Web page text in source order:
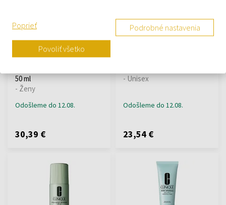
Hydratačný krém na
redukciu rozšírených pórov
Anti-Blemish Solutions (All-
50 ml
- Ženy
Odošleme do 12.08.
30,39 €
Opaľovací krém na tvár s
- Unisex
Odošleme do 12.08.
23,54 €
Poprieť Podrobné nastavenia
Povoliť všetko